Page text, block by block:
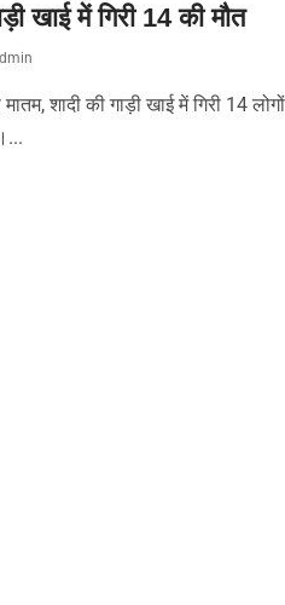
खाई में गिरी 14 की मौत
शादी की गाड़ी खाई में गिरी 14